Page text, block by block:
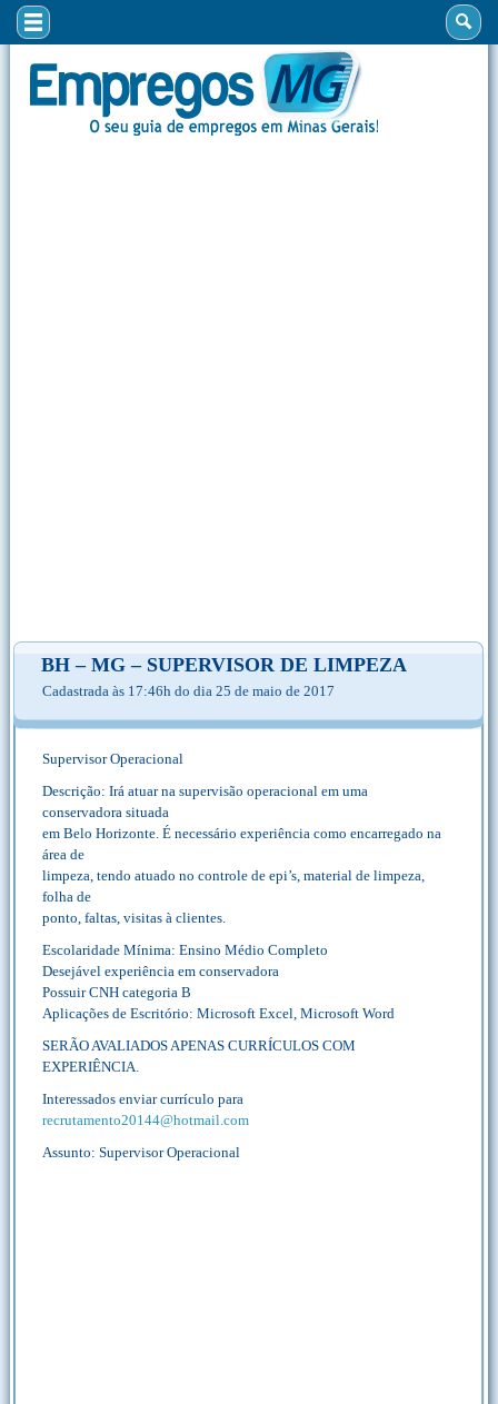
BH – MG – SUPERVISOR DE LIMPEZA
Cadastrada às 17:46h do dia 25 de maio de 2017
Supervisor Operacional
Descrição: Irá atuar na supervisão operacional em uma
conservadora situada
em Belo Horizonte. É necessário experiência como encarregado na
área de
limpeza, tendo atuado no controle de epi’s, material de limpeza,
folha de
ponto, faltas, visitas à clientes.
Escolaridade Mínima: Ensino Médio Completo
Desejável experiência em conservadora
Possuir CNH categoria B
Aplicações de Escritório: Microsoft Excel, Microsoft Word
SERÃO AVALIADOS APENAS CURRÍCULOS COM
EXPERIÊNCIA.
Interessados enviar currículo para
recrutamento20144@hotmail.com
Assunto: Supervisor Operacional